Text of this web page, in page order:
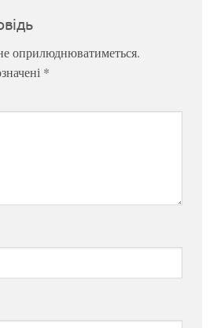
оприлюднюватиметься.
*